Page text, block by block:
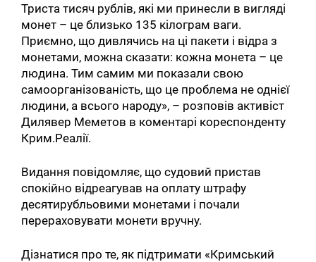
Триста тисяч рублів, які ми принесли в вигляді
монет – це близько 135 кілограм ваги.
Приємно, що дивлячись на ці пакети і відра з
монетами, можна сказати: кожна монета – це
людина. Тим самим ми показали свою
самоорганізованість, що це проблема не однієї
людини, а всього народу», – розповів активіст
Дилявер Меметов в коментарі кореспонденту
Крим.Реалії.
Видання повідомляє, що судовий пристав
спокійно відреагував на оплату штрафу
десятирубльовими монетами і почали
перераховувати монети вручну.
Дізнатися про те, як підтримати «Кримський